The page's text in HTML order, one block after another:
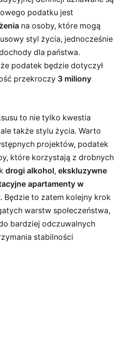
podatku jest
na osoby, które mogą
styl życia, jednocześnie
dla państwa.
podatek będzie dotyczył
przekroczy 3 miliony
to nie tylko kwestia
także stylu życia. Warto
projektów, podatek
które korzystają z drobnych
drogi alkohol, ekskluzywne
apartamenty w
. Będzie to zatem kolejny krok
warstw społeczeństwa,
bardziej odczuwalnych
stabilności